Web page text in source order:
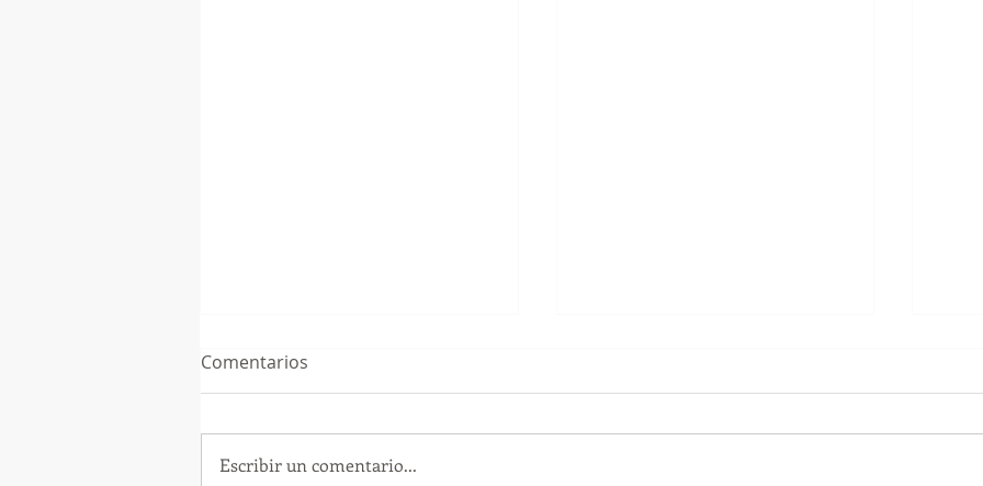
Comentarios
Escribir un comentario...